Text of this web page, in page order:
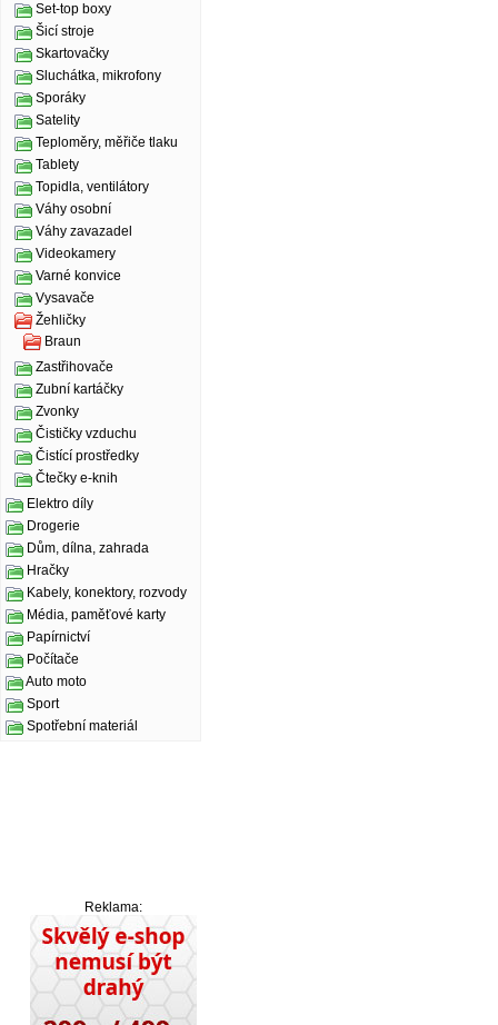
Set-top boxy
Šicí stroje
Skartovačky
Sluchátka, mikrofony
Sporáky
Satelity
Teploměry, měřiče tlaku
Tablety
Topidla, ventilátory
Váhy osobní
Váhy zavazadel
Videokamery
Varné konvice
Vysavače
Žehličky
Braun
Zastřihovače
Zubní kartáčky
Zvonky
Čističky vzduchu
Čistící prostředky
Čtečky e-knih
Elektro díly
Drogerie
Dům, dílna, zahrada
Hračky
Kabely, konektory, rozvody
Média, paměťové karty
Papírnictví
Počítače
Auto moto
Sport
Spotřební materiál
Reklama: